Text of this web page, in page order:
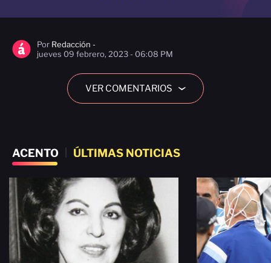
Por Redacción -
jueves 09 febrero, 2023 - 06:08 PM
VER COMENTARIOS ›
ACENTO ÚLTIMAS NOTICIAS